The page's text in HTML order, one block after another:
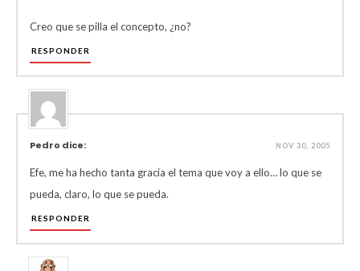
Creo que se pilla el concepto, ¿no?
RESPONDER
Pedro dice: NOV 30, 2005
Efe, me ha hecho tanta gracia el tema que voy a ello… lo que se
pueda, claro, lo que se pueda.
RESPONDER